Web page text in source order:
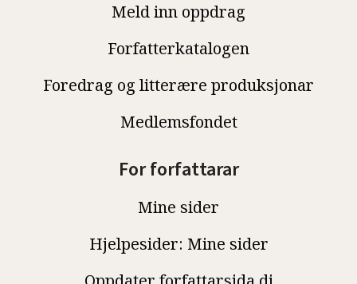
Meld inn oppdrag
Forfatterkatalogen
Foredrag og litterære produksjonar
Medlemsfondet
For forfattarar
Mine sider
Hjelpesider: Mine sider